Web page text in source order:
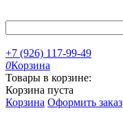
+7 (926) 117-99-49
0Корзина
Товары в корзине:
Корзина пуста
Корзина Оформить заказ